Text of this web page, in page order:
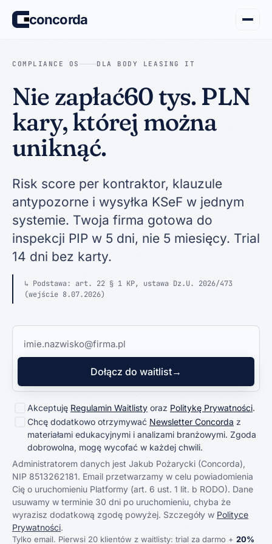
concorda
COMPLIANCE OS DLA BODY LEASING IT
Nie zapłać60 tys. PLN
kary, której można
uniknąć.
Risk score per kontraktor, klauzule
antypozorne i wysyłka KSeF w jednym
systemie. Twoja firma gotowa do
inspekcji PIP w 5 dni, nie 5 miesięcy. Trial
14 dni bez karty.
↳ Podstawa: art. 22 § 1 KP, ustawa Dz.U. 2026/473
(wejście 8.07.2026)
Dołącz do waitlist→
Wymagane zgody
Akceptuję Regulamin Waitlisty oraz Politykę Prywatności.
Chcę dodatkowo otrzymywać Newsletter Concorda z
materiałami edukacyjnymi i analizami branżowymi. Zgoda
dobrowolna, mogę wycofać w każdej chwili.
Administratorem danych jest Jakub Pożarycki (Concorda),
NIP 8513262181. Email przetwarzamy w celu powiadomienia
Cię o uruchomieniu Platformy (art. 6 ust. 1 lit. b RODO). Dane
usuwamy w terminie 30 dni po uruchomieniu, chyba że
wyrazisz dodatkową zgodę powyżej. Szczegóły w Polityce
Prywatności.
Tylko email. Pierwsi 20 klientów z waitlisty: trial za darmo + 20%